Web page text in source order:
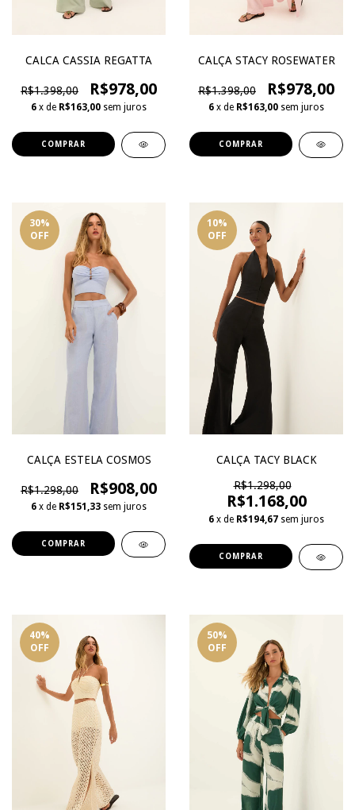
CALCA CASSIA REGATTA
R$1.398,00 R$978,00
6 x de R$163,00 sem juros
COMPRAR
CALÇA STACY ROSEWATER
R$1.398,00 R$978,00
6 x de R$163,00 sem juros
COMPRAR
30%
OFF
CALÇA ESTELA COSMOS
R$1.298,00 R$908,00
6 x de R$151,33 sem juros
COMPRAR
10%
OFF
CALÇA TACY BLACK
R$1.298,00
R$1.168,00
6 x de R$194,67 sem juros
COMPRAR
40%
OFF
50%
OFF